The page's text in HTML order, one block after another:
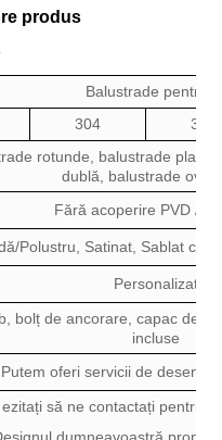
produs
Balustrade pentru
304 316
rotunde, balustrade plate,
dublă, balustrade
Fără acoperire PVD /
Polustru, Satinat, Sablat cu
Personalizat
bolț de ancorare, capac de
incluse
Putem oferi servicii de
ezitați să ne contactați pentru